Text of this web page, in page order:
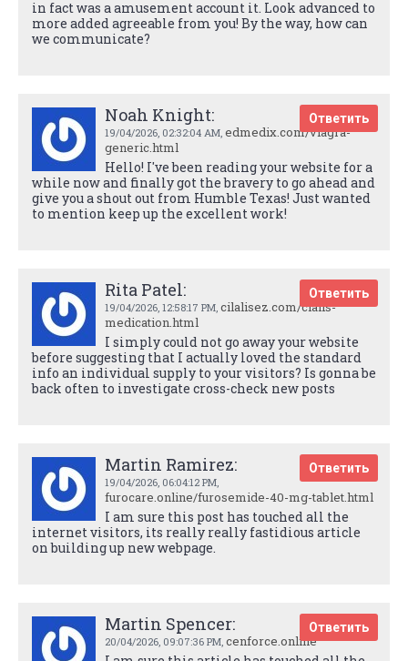
in fact was a amusement account it. Look advanced to
more added agreeable from you! By the way, how can
we communicate?
Noah Knight:
19/04/2026, 02:32:04 AM, edmedix.com/viagra-
generic.html
Ответить
Hello! I've been reading your website for a
while now and finally got the bravery to go ahead and
give you a shout out from Humble Texas! Just wanted
to mention keep up the excellent work!
Rita Patel:
19/04/2026, 12:58:17 PM, cilalisez.com/cialis-
medication.html
Ответить
I simply could not go away your website
before suggesting that I actually loved the standard
info an individual supply to your visitors? Is gonna be
back often to investigate cross-check new posts
Martin Ramirez:
19/04/2026, 06:04:12 PM,
furocare.online/furosemide-40-mg-tablet.html
Ответить
I am sure this post has touched all the
internet visitors, its really really fastidious article
on building up new webpage.
Martin Spencer:
20/04/2026, 09:07:36 PM, cenforce.online
Ответить